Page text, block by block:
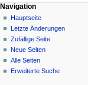
Navigation
Hauptseite
Letzte Änderungen
Zufällige Seite
Neue Seiten
Alle Seiten
Erweiterte Suche